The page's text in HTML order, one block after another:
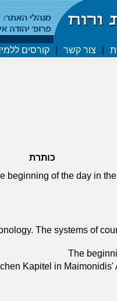
צור קשר קורסים
כותרת
beginning of the day in
The systems of
The
Kapitel in